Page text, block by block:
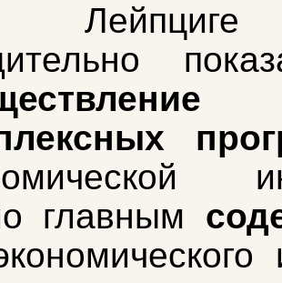
главным